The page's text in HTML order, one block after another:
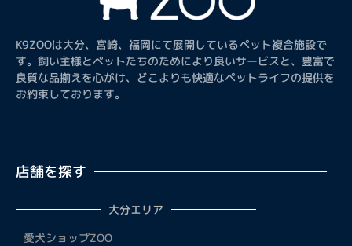
K9ZOOは大分、宮崎、福岡にて展開しているペット複合施設で
す。飼い主様とペットたちのためにより良いサービスと、豊富で
良質な品揃えを心がけ、どこよりも快適なペットライフの提供を
お約束しております。
店舗を探す
大分エリア
愛犬ショップZOO